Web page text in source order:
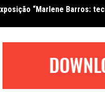
e inclusão em